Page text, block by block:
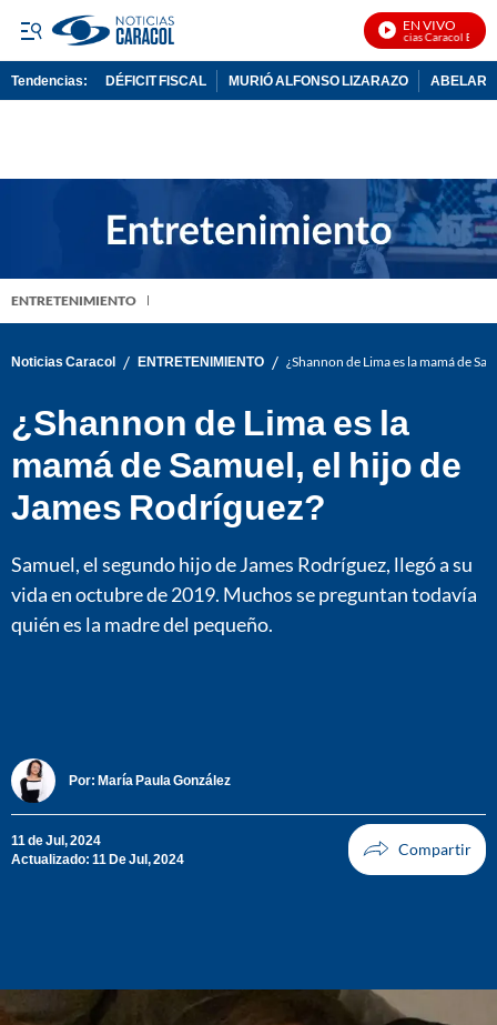
EN VIVO
Noticias Caracol En Vivo
Tendencias: DÉFICIT FISCAL MURIÓ ALFONSO LIZARAZO
ENTRETENIMIENTO
Noticias Caracol / ENTRETENIMIENTO / ¿Shannon de Lima es la mamá de
¿Shannon de Lima es la
mamá de Samuel, el hijo de
James Rodríguez?
Samuel, el segundo hijo de James Rodríguez, llegó a su
vida en octubre de 2019. Muchos se preguntan todavía
quién es la madre del pequeño.
Por: María Paula González
11 de Jul, 2024
Actualizado: 11 De Jul, 2024